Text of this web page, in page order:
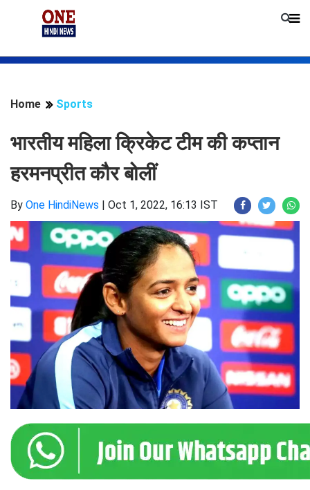
Home Sports
भारतीय महिला क्रिकेट टीम की कप्तान
हरमनप्रीत कौर बोलीं
By One HindiNews | Oct 1, 2022, 16:13 IST